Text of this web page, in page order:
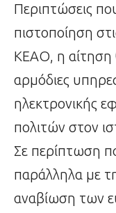
Περιπτώσεις
πιστοποίηση
ΚΕΑΟ, η αίτηση
αρμόδιες
ηλεκτρονικής
πολιτών στον
Σε περίπτωση
παράλληλα με
αναβίωση των